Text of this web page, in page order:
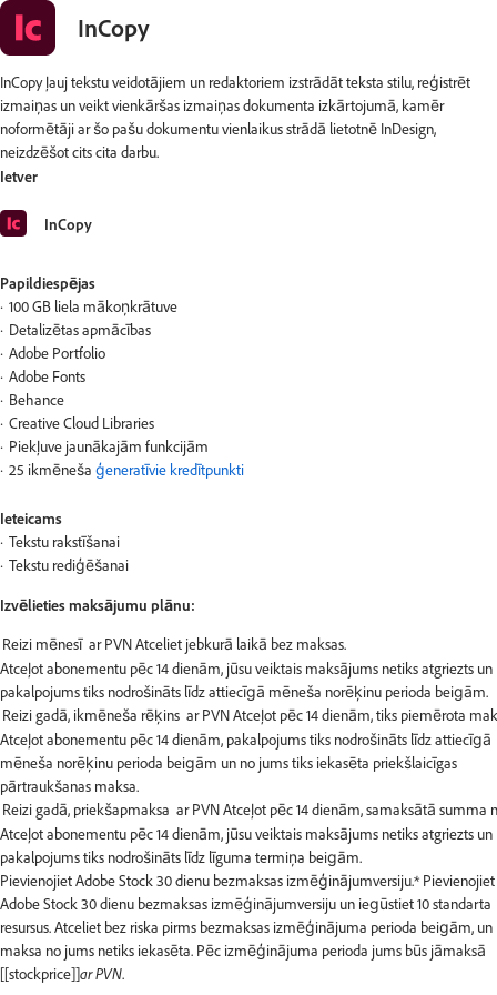
InCopy
InCopy ļauj tekstu veidotājiem un redaktoriem izstrādāt teksta stilu, reģistrēt
izmaiņas un veikt vienkāršas izmaiņas dokumenta izkārtojumā, kamēr
noformētāji ar šo pašu dokumentu vienlaikus strādā lietotnē InDesign,
neizdzēšot cits cita darbu.
Ietver
InCopy
Papildiespējas
100 GB liela mākoņkrātuve
Detalizētas apmācības
Adobe Portfolio
Adobe Fonts
Behance
Creative Cloud Libraries
Piekļuve jaunākajām funkcijām
25 ikmēneša ģeneratīvie kredītpunkti
Ieteicams
Tekstu rakstīšanai
Tekstu rediģēšanai
Izvēlieties maksājumu plānu:
Atceļot abonementu pēc 14 dienām, jūsu veiktais maksājums netiks atgriezts un
pakalpojums tiks nodrošināts līdz attiecīgā mēneša norēķinu perioda beigām.
Atceļot abonementu pēc 14 dienām, pakalpojums tiks nodrošināts līdz attiecīgā
mēneša norēķinu perioda beigām un no jums tiks iekasēta priekšlaicīgas
pārtraukšanas maksa.
Atceļot abonementu pēc 14 dienām, jūsu veiktais maksājums netiks atgriezts un
pakalpojums tiks nodrošināts līdz līguma termiņa beigām.
Pievienojiet Adobe Stock 30 dienu bezmaksas izmēģinājumversiju.* Pievienojiet
Adobe Stock 30 dienu bezmaksas izmēģinājumversiju un iegūstiet 10 standarta
resursus. Atceliet bez riska pirms bezmaksas izmēģinājuma perioda beigām, un
maksa no jums netiks iekasēta. Pēc izmēģinājuma perioda jums būs jāmaksā
[[stockprice]]ar PVN.